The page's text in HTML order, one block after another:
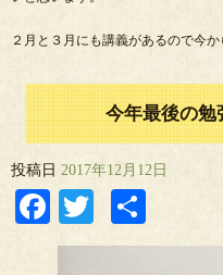
２月と３月にも講義があるので今か
今年最後の勉
投稿日 2017年12月12日
Facebook
Twitter
有